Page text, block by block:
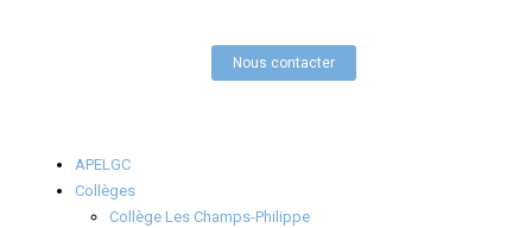
Nous contacter
APELGC
Collèges
Collège Les Champs-Philippe